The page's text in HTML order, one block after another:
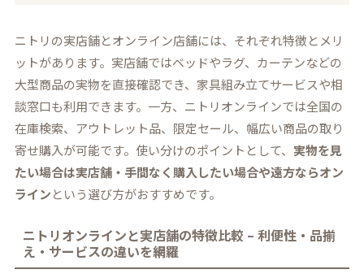
ニトリの実店舗とオンライン店舗には、それぞれ特徴とメリ
ットがあります。実店舗ではベッドやラグ、カーテンなどの
大型商品の実物を直接確認でき、家具組み立てサービスや相
談窓口も利用できます。一方、ニトリオンラインでは全国の
在庫検索、アウトレット品、限定セール、幅広い商品の取り
寄せ購入が可能です。使い分けのポイントとして、 実物を見
たい場合は実店舗・手間なく購入したい場合や遠方ならオン
ラインという選び方がおすすめです。
ニトリオンラインと実店舗の特徴比較 – 利便性・品揃
え・サービスの違いを網羅